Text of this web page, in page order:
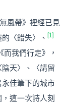
風帶》裡經已見
〈錯失〉、
[1]
而我們行走》，
天〉、〈請留
佳筆下的城市
這一次詩人刻